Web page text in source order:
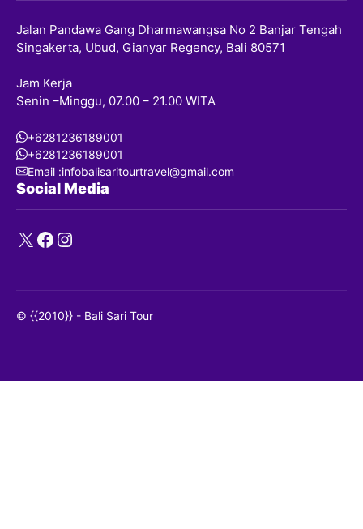
Jalan Pandawa Gang Dharmawangsa No 2 Banjar Tengah
Singakerta, Ubud, Gianyar Regency, Bali 80571
Jam Kerja
Senin –Minggu, 07.00 – 21.00 WITA
+6281236189001
+6281236189001
Email :infobalisaritourtravel@gmail.com
Social Media
X Facebook
Instagram
© {{2010}} - Bali Sari Tour